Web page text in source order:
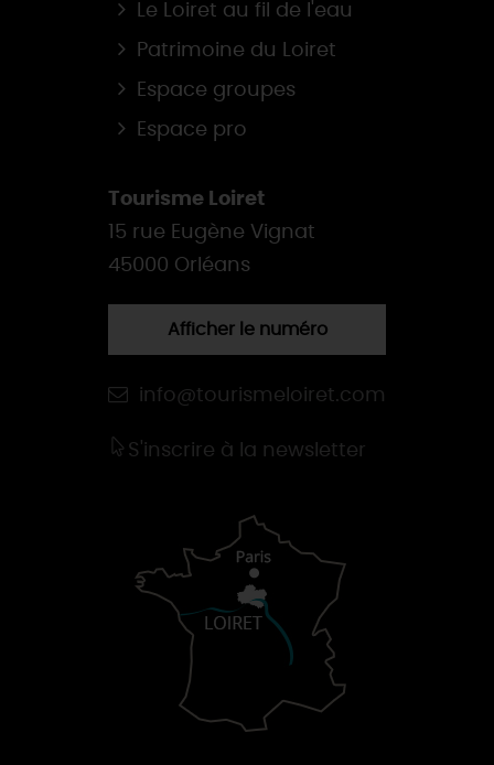
Le Loiret au fil de l'eau
Patrimoine du Loiret
Espace groupes
Espace pro
Tourisme Loiret
15 rue Eugène Vignat
45000 Orléans
Afficher le numéro
info@tourismeloiret.com
S'inscrire à la newsletter